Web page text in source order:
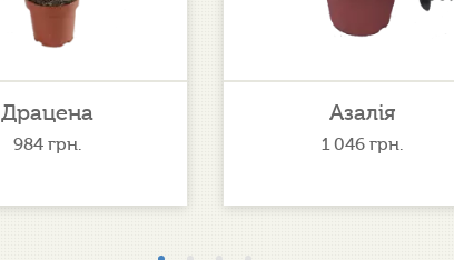
Драцена
984 грн.
Азалія
1 046грн.